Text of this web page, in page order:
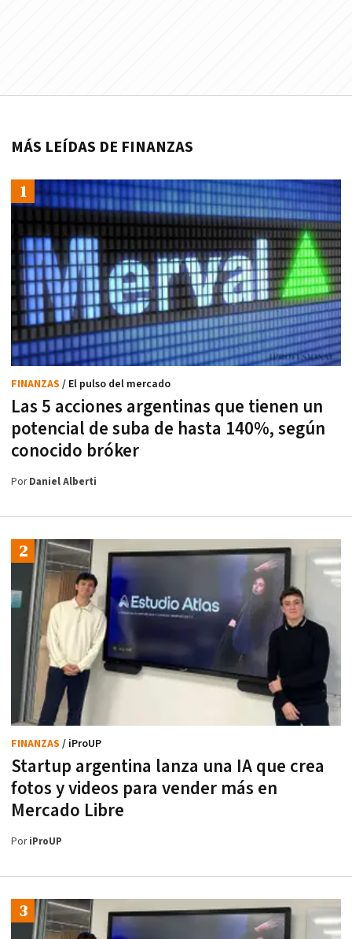
MÁS LEÍDAS DE FINANZAS
Las 5 acciones argentinas que tienen un
potencial de suba de hasta 140%, según
conocido bróker
FINANZAS / El pulso del mercado
PorDaniel Alberti
Startup argentina lanza una IA que crea
fotos y videos para vender más en
Mercado Libre
FINANZAS / iProUP
PoriProUP